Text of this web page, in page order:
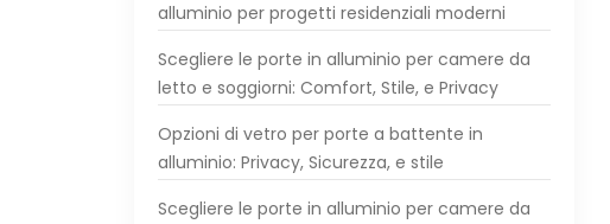
alluminio per progetti residenziali moderni
Scegliere le porte in alluminio per camere da
letto e soggiorni: Comfort, Stile, e Privacy
Opzioni di vetro per porte a battente in
alluminio: Privacy, Sicurezza, e stile
Scegliere le porte in alluminio per camere da